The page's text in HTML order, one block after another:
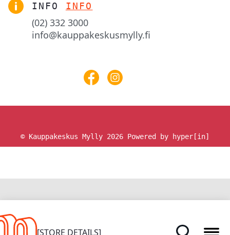
HOME
[STORE DETAILS]
INFO INFO
(02) 332 3000
info@kauppakeskusmylly.fi
© Kauppakeskus Mylly 2026 Powered by hyper[in]